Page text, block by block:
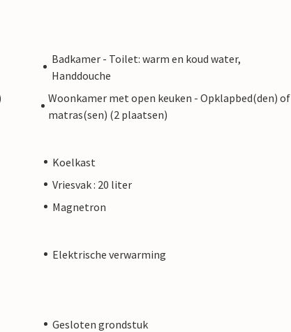
Badkamer - Toilet: warm en koud water,
Handdouche
Woonkamer met open keuken - Opklapbed(den) of
matras(sen) (2 plaatsen)
Koelkast
Vriesvak : 20 liter
Magnetron
Elektrische verwarming
Gesloten grondstuk